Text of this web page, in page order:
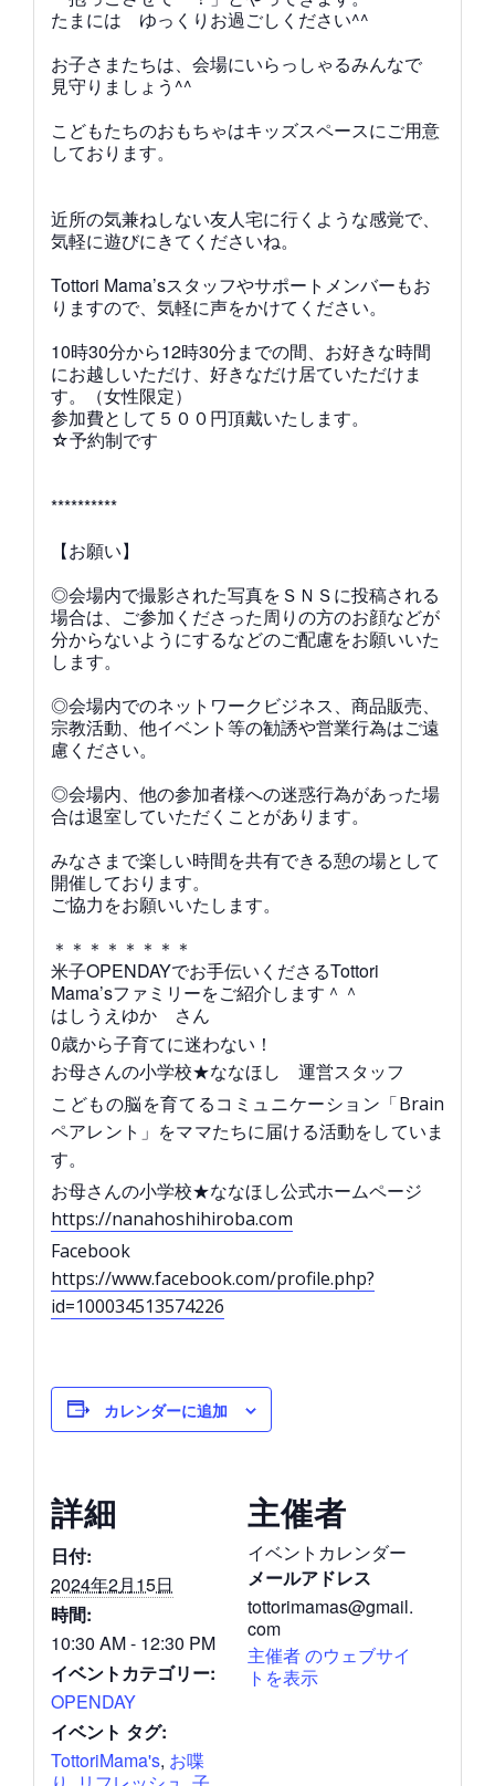
たまには ゆっくりお過ごしください^^
お子さまたちは、会場にいらっしゃるみんなで
見守りましょう^^
こどもたちのおもちゃはキッズスペースにご用意
しております。
近所の気兼ねしない友人宅に行くような感覚で、
気軽に遊びにきてくださいね。
Tottori Mama’sスタッフやサポートメンバーもお
りますので、気軽に声をかけてください。
10時30分から12時30分までの間、お好きな時間
にお越しいただけ、好きなだけ居ていただけま
す。（女性限定）
参加費として５００円頂戴いたします。
☆予約制です
**********
【お願い】
◎会場内で撮影された写真をＳＮＳに投稿される
場合は、ご参加くださった周りの方のお顔などが
分からないようにするなどのご配慮をお願いいた
します。
◎会場内でのネットワークビジネス、商品販売、
宗教活動、他イベント等の勧誘や営業行為はご遠
慮ください。
◎会場内、他の参加者様への迷惑行為があった場
合は退室していただくことがあります。
みなさまで楽しい時間を共有できる憩の場として
開催しております。
ご協力をお願いいたします。
＊＊＊＊＊＊＊＊
米子OPENDAYでお手伝いくださるTottori
Mama’sファミリーをご紹介します＾＾
はしうえゆか さん
0歳から子育てに迷わない！
お母さんの小学校★ななほし 運営スタッフ
こどもの脳を育てるコミュニケーション「Brain
ペアレント」をママたちに届ける活動をしていま
す。
お母さんの小学校★ななほし公式ホームページ
https://nanahoshihiroba.com
Facebook
https://www.facebook.com/profile.php?
id=100034513574226
カレンダーに追加
詳細
日付:
2024年2月15日
時間:
10:30 AM - 12:30 PM
イベントカテゴリー:
OPENDAY
イベント タグ:
TottoriMama's, お喋
主催者
イベントカレンダー
メールアドレス
tottorimamas@gmail.
com
主催者 のウェブサイ
トを表示